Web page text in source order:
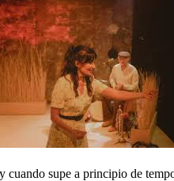
cuando supe a principio de